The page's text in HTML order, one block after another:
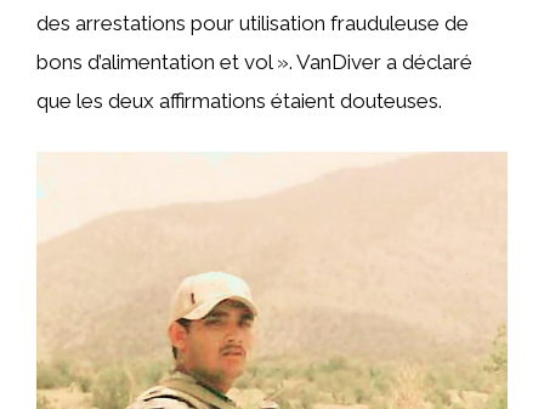
des arrestations pour utilisation frauduleuse de
bons d’alimentation et vol ». VanDiver a déclaré
que les deux affirmations étaient douteuses.